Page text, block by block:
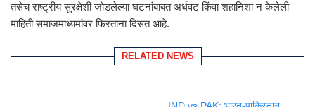
तसेच राष्ट्रीय सुरक्षेशी जोडलेल्या घटनांबाबत अर्धवट किंवा शहानिशा न केलेली
माहिती समाजमाध्यमांवर फिरताना दिसत आहे.
RELATED NEWS